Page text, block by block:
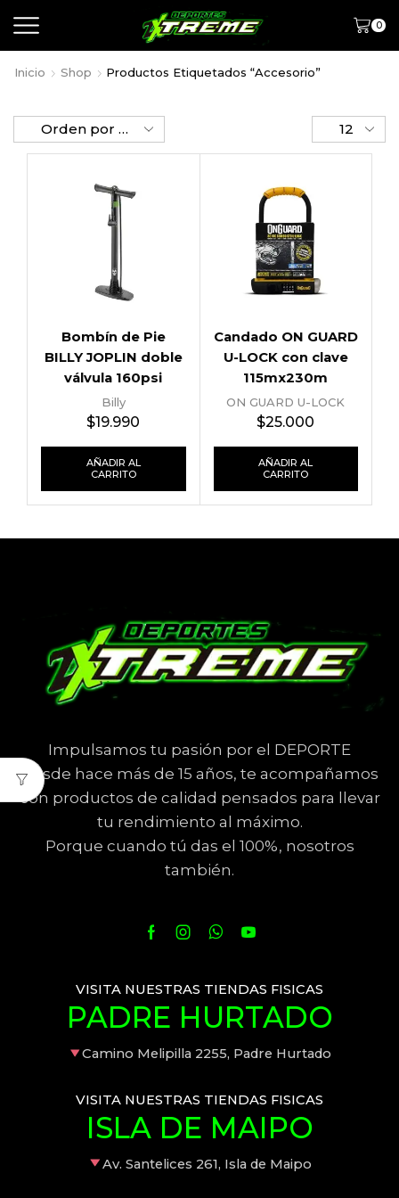
0
Inicio Shop Productos Etiquetados “accesorio”
Bombín de Pie
BILLY JOPLIN doble
válvula 160psi
Billy
$19.990
AÑADIR AL
CARRITO
Candado ON GUARD
U-LOCK con clave
115mx230m
ON GUARD U-LOCK
$25.000
AÑADIR AL
CARRITO
Impulsamos tu pasión por el DEPORTE
Desde hace más de 15 años, te acompañamos
con productos de calidad pensados para llevar
tu rendimiento al máximo.
Porque cuando tú das el 100%, nosotros
también.
VISITA NUESTRAS TIENDAS FISICAS
PADRE HURTADO
Camino Melipilla 2255, Padre Hurtado
VISITA NUESTRAS TIENDAS FISICAS
ISLA DE MAIPO
Av. Santelices 261, Isla de Maipo